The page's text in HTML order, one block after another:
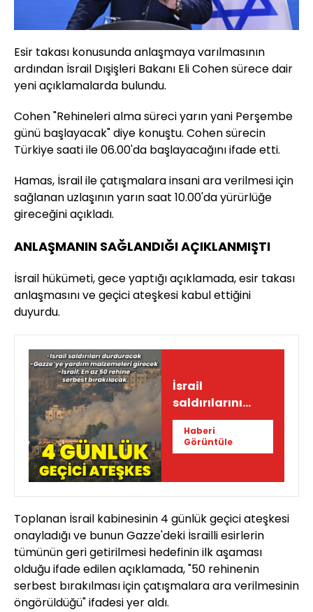
Esir takası konusunda anlaşmaya varılmasının
ardından İsrail Dışişleri Bakanı Eli Cohen sürece dair
yeni açıklamalarda bulundu.
Cohen "Rehineleri alma süreci yarın yani Perşembe
günü başlayacak" diye konuştu. Cohen sürecin
Türkiye saati ile 06.00'da başlayacağını ifade etti.
Hamas, İsrail ile çatışmalara insani ara verilmesi için
sağlanan uzlaşının yarın saat 10.00'da yürürlüğe
gireceğini açıkladı.
ANLAŞMANIN SAĞLANDIĞI AÇIKLANMIŞTI
İsrail hükümeti, gece yaptığı açıklamada, esir takası
anlaşmasını ve geçici ateşkesi kabul ettiğini
duyurdu.
İsrail
saldırılarını
durduracak:
Geçici ateşkese
onay
Haberi
Görüntüle
Toplanan İsrail kabinesinin 4 günlük geçici ateşkesi
onayladığı ve bunun Gazze'deki İsrailli esirlerin
tümünün geri getirilmesi hedefinin ilk aşaması
olduğu ifade edilen açıklamada, "50 rehinenin
serbest bırakılması için çatışmalara ara verilmesinin
öngörüldüğü" ifadesi yer aldı.